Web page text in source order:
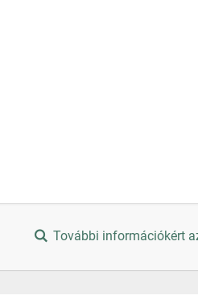
További információkért